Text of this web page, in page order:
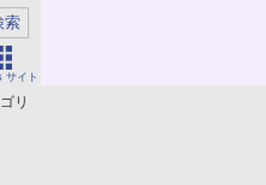
サイト
リ